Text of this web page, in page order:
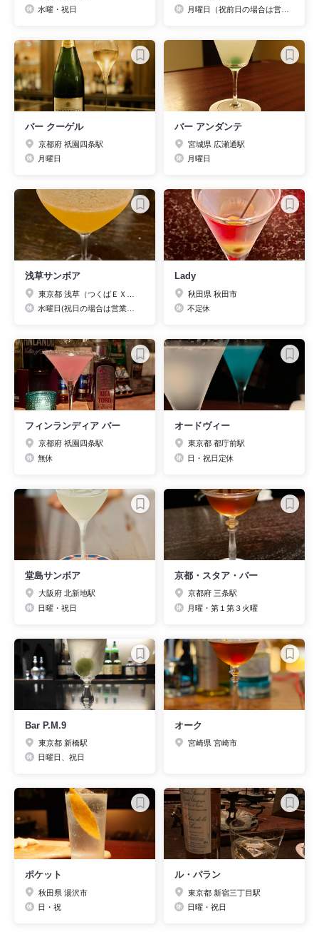
水曜・祝日
バー クーゲル
京都府 祇園四条駅
月曜日
バー アンダンテ
宮城県 広瀬通駅
月曜日
浅草サンボア Lady
秋田県 秋田市
不定休
フィンランディア バー
京都府 祇園四条駅
無休
オードヴィー
東京都 都庁前駅
日・祝日定休
堂島サンボア
大阪府 北新地駅
日曜・祝日
京都・スタア・バー
京都府 三条駅
月曜・第１第３火曜
Bar P.M.9
東京都 新橋駅
日曜日、祝日
オーク
宮崎県 宮崎市
ポケット
秋田県 湯沢市
日・祝
ル・パラン
東京都 新宿三丁目駅
日曜・祝日